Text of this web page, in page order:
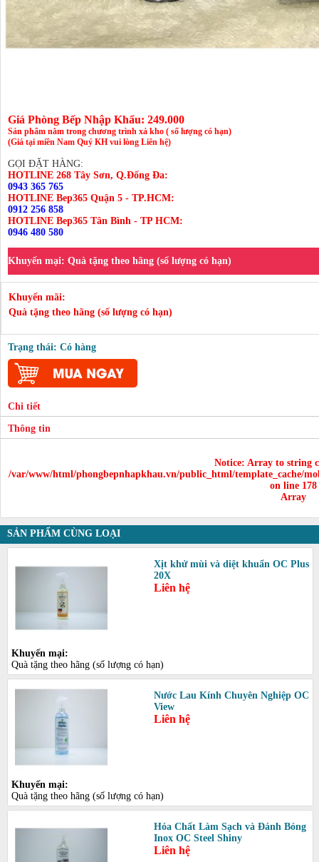
Giá Phòng Bếp Nhập Khẩu: 249.000
Sản phẩm nằm trong chương trình xả kho ( số lượng có hạn)
(Giá tại miền Nam Quý KH vui lòng Liên hệ)
GỌI ĐẶT HÀNG:
HOTLINE 268 Tây Sơn, Q.Đống Đa:
0943 365 765
HOTLINE Bep365 Quận 5 - TP.HCM:
0912 256 858
HOTLINE Bep365 Tân Bình - TP HCM:
0946 480 580
Khuyến mại: Quà tặng theo hãng (số lượng có hạn)
Khuyến mãi:
Quà tặng theo hãng (số lượng có hạn)
Trạng thái: Có hàng
Chi tiết
Thông tin
Notice: Array to string
/var/www/html/phongbepnhapkhau.vn/public_html/template_cache/
on line 178
Array
SẢN PHẨM CÙNG LOẠI
Xịt khử mùi và diệt khuẩn OC Plus
20X
Liên hệ
Khuyến mại:
Quà tặng theo hãng (số lượng có hạn)
Nước Lau Kính Chuyên Nghiệp OC
View
Liên hệ
Khuyến mại:
Quà tặng theo hãng (số lượng có hạn)
Hóa Chất Làm Sạch và Đánh Bóng
Inox OC Steel Shiny
Liên hệ